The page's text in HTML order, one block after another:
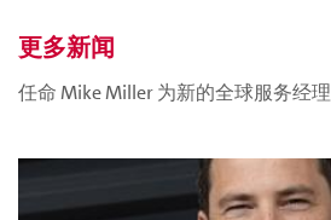
更多新闻
任命 Mike Miller 为新的全球服务经理